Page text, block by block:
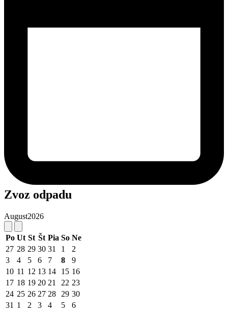
Zvoz odpadu
August2026
Po Ut St Št Pia So Ne
27 28 29 30 31 1
2
3
4 5 6 7 8
9
10 11 12 13 14 15 16
17 18 19 20 21 22 23
24 25 26 27 28 29 30
31 1 2 3 4 5 6